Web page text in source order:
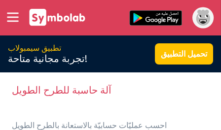
تطبيق سيمبولاب
تجربة مجانية متاحة! تحميل التطبيق
آلة حاسبة للطرح الطويل
احسب عمليّات حسابيّة بالاستعانة بالطرح الطويل